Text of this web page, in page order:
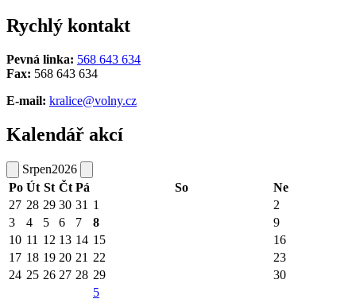
Rychlý kontakt
Pevná linka: 568 643 634
Fax: 568 643 634
E-mail: kralice@volny.cz
Kalendář akcí
Srpen2026
Po Út St Čt Pá So
Ne
27 28 29 30 31 1
2
3
4 5 6 7 8
9
10 11 12 13 14 15
16
17 18 19 20 21 22
23
24 25 26 27 28 29
30
5